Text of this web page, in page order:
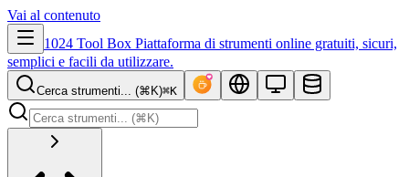
Vai al contenuto
1024 Tool Box Piattaforma di strumenti online gratuiti, sicuri,
semplici e facili da utilizzare.
Cerca strumenti... (⌘K)⌘K